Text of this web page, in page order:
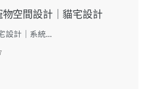
空間設計｜貓宅設計
設計｜系統...